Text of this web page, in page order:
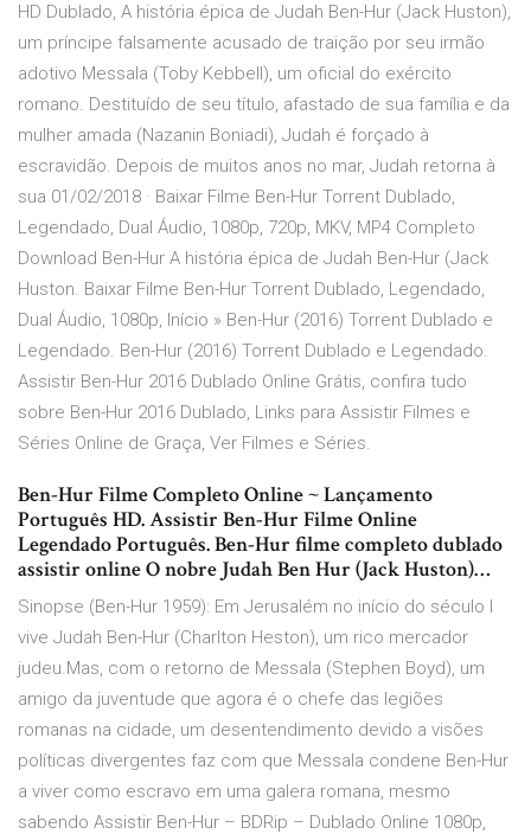
HD Dublado, A história épica de Judah Ben-Hur (Jack Huston),
um príncipe falsamente acusado de traição por seu irmão
adotivo Messala (Toby Kebbell), um oficial do exército
romano. Destituído de seu título, afastado de sua família e da
mulher amada (Nazanin Boniadi), Judah é forçado à
escravidão. Depois de muitos anos no mar, Judah retorna à
sua 01/02/2018 · Baixar Filme Ben-Hur Torrent Dublado,
Legendado, Dual Áudio, 1080p, 720p, MKV, MP4 Completo
Download Ben-Hur A história épica de Judah Ben-Hur (Jack
Huston. Baixar Filme Ben-Hur Torrent Dublado, Legendado,
Dual Áudio, 1080p, Início » Ben-Hur (2016) Torrent Dublado e
Legendado. Ben-Hur (2016) Torrent Dublado e Legendado.
Assistir Ben-Hur 2016 Dublado Online Grátis, confira tudo
sobre Ben-Hur 2016 Dublado, Links para Assistir Filmes e
Séries Online de Graça, Ver Filmes e Séries.
Ben-Hur Filme Completo Online ~ Lançamento
Português HD. Assistir Ben-Hur Filme Online
Legendado Português. Ben-Hur filme completo dublado
assistir online O nobre Judah Ben Hur (Jack Huston)…
Sinopse (Ben-Hur 1959): Em Jerusalém no início do século I
vive Judah Ben-Hur (Charlton Heston), um rico mercador
judeu.Mas, com o retorno de Messala (Stephen Boyd), um
amigo da juventude que agora é o chefe das legiões
romanas na cidade, um desentendimento devido a visões
políticas divergentes faz com que Messala condene Ben-Hur
a viver como escravo em uma galera romana, mesmo
sabendo Assistir Ben-Hur – BDRip – Dublado Online 1080p,